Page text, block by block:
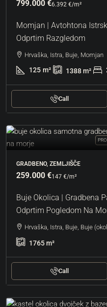
799.000 €6.392 €/m²
Momjan | Avtohtona
Odprtim Razgledom
Hrvaška, Istra, Buje, Momjan
125 m² 1388m²
Call
GRADBENO, ZEMLJIŠČE
259.000 €147 €/m²
Buje Okolica | Gradbena
Odprtim Pogledom Na
Hrvaška, Istra, Buje, Buje
1765m²
Call